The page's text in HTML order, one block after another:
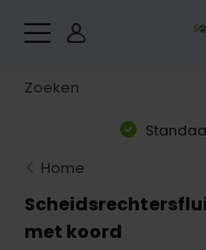
Home
met koord